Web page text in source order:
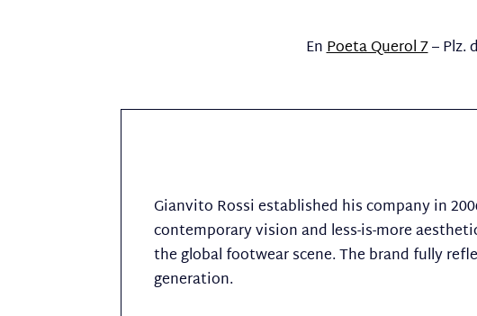
EnPoeta Querol 7– Plz.
Gianvito Rossi established his company in
contemporary vision and less-is-more
the global footwear scene. The brand fully
generation.